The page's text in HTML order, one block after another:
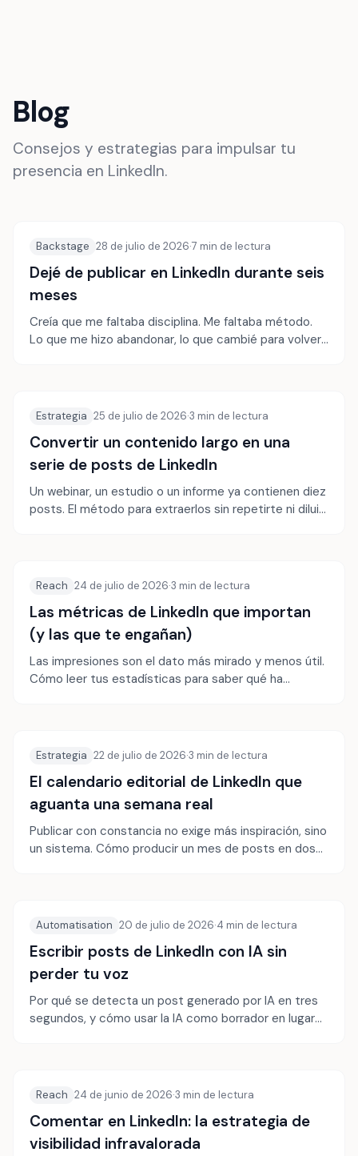
Blog
Consejos y estrategias para impulsar tu
presencia en LinkedIn.
Backstage 28 de julio de 2026·7 min de lectura
Dejé de publicar en LinkedIn durante seis
meses
Creía que me faltaba disciplina. Me faltaba método.
Lo que me hizo abandonar, lo que cambié para volver
Estrategia 25 de julio de 2026·3 min de lectura
Convertir un contenido largo en una
serie de posts de LinkedIn
Un webinar, un estudio o un informe ya contienen diez
posts. El método para extraerlos sin repetirte ni diluir
Reach 24 de julio de 2026·3 min de lectura
Las métricas de LinkedIn que importan
(y las que te engañan)
Las impresiones son el dato más mirado y menos útil.
Cómo leer tus estadísticas para saber qué ha
Estrategia 22 de julio de 2026·3 min de lectura
El calendario editorial de LinkedIn que
aguanta una semana real
Publicar con constancia no exige más inspiración, sino
un sistema. Cómo producir un mes de posts en dos
Automatisation 20 de julio de 2026·4 min de lectura
Escribir posts de LinkedIn con IA sin
perder tu voz
Por qué se detecta un post generado por IA en tres
segundos, y cómo usar la IA como borrador en lugar
Reach 24 de junio de 2026·3 min de lectura
Comentar en LinkedIn: la estrategia de
visibilidad infravalorada